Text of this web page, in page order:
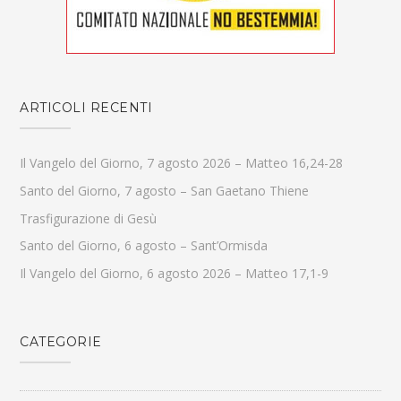
ARTICOLI RECENTI
Il Vangelo del Giorno, 7 agosto 2026 – Matteo 16,24-28
Santo del Giorno, 7 agosto – San Gaetano Thiene
Trasfigurazione di Gesù
Santo del Giorno, 6 agosto – Sant’Ormisda
Il Vangelo del Giorno, 6 agosto 2026 – Matteo 17,1-9
CATEGORIE